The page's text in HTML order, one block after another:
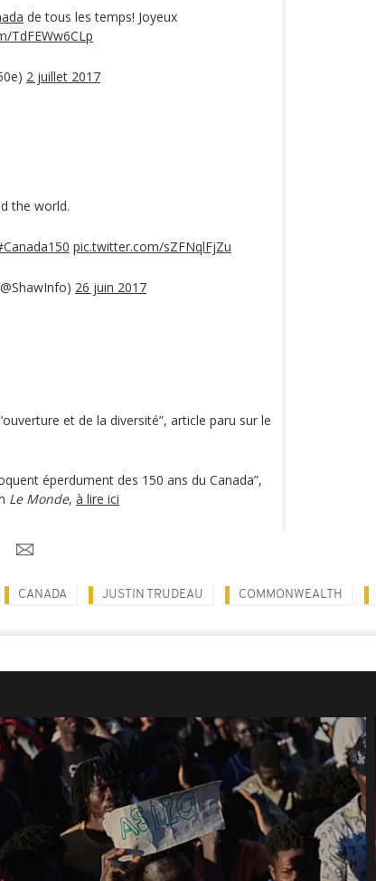
de tous les temps! Joyeux
TdFEWw6CLp
2 juillet 2017
the world.
pic.twitter.com/sZFNqlFjZu
26 juin 2017
et de la diversité”, article paru sur le
éperdument des 150 ans du Canada”,
Le Monde, à lire ici
CANADA JUSTIN TRUDEAU COMMONWEALTH